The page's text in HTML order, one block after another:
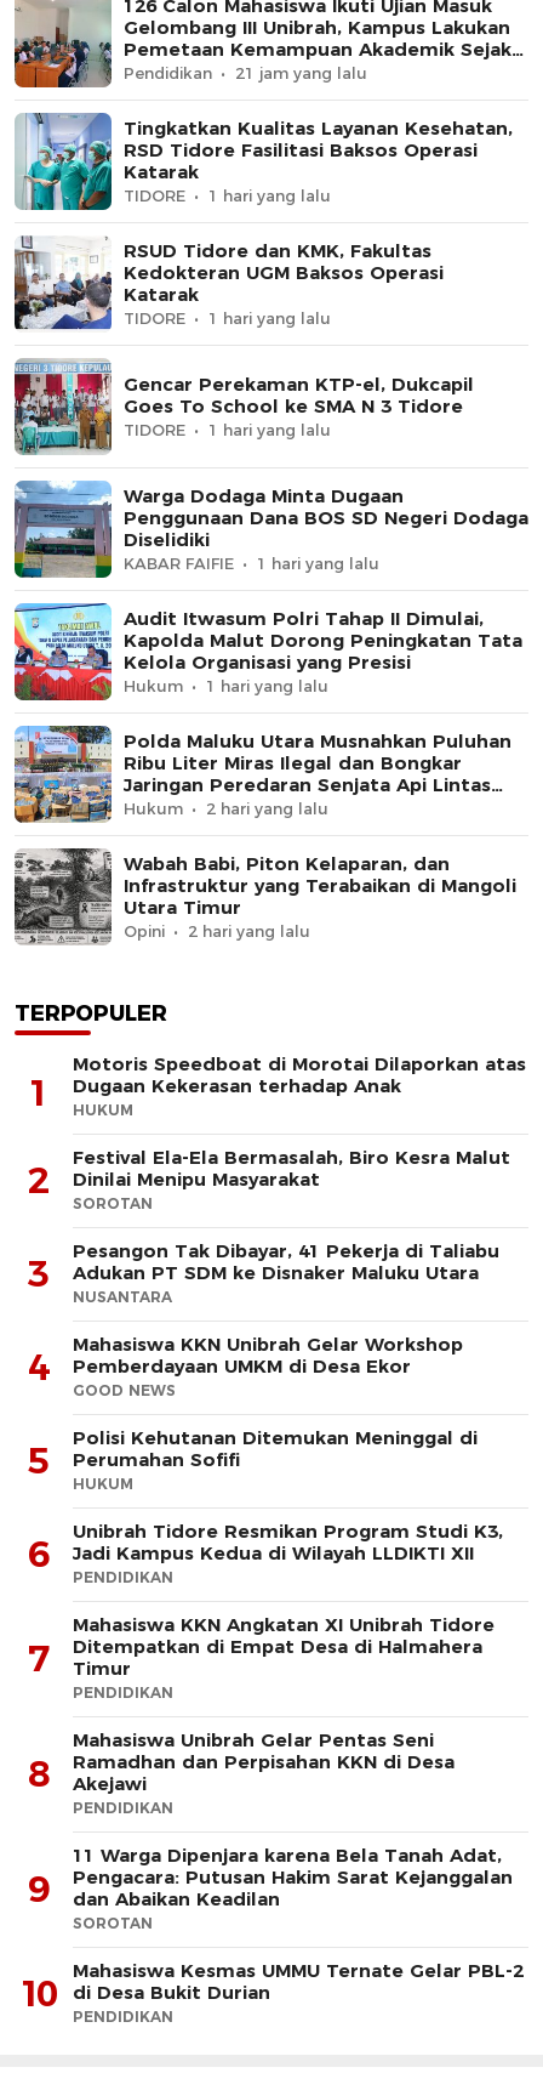
126 Calon Mahasiswa Ikuti Ujian Masuk
Gelombang III Unibrah, Kampus Lakukan
Pemetaan Kemampuan Akademik Sejak
Awal
Pendidikan 21 jam yang lalu
Tingkatkan Kualitas Layanan Kesehatan,
RSD Tidore Fasilitasi Baksos Operasi
Katarak
TIDORE 1 hari yang lalu
RSUD Tidore dan KMK, Fakultas
Kedokteran UGM Baksos Operasi
Katarak
TIDORE 1 hari yang lalu
Gencar Perekaman KTP-el, Dukcapil
Goes To School ke SMA N 3 Tidore
TIDORE 1 hari yang lalu
Warga Dodaga Minta Dugaan
Penggunaan Dana BOS SD Negeri Dodaga
Diselidiki
KABAR FAIFIE 1 hari yang lalu
Audit Itwasum Polri Tahap II Dimulai,
Kapolda Malut Dorong Peningkatan Tata
Kelola Organisasi yang Presisi
Hukum 1 hari yang lalu
Polda Maluku Utara Musnahkan Puluhan
Ribu Liter Miras Ilegal dan Bongkar
Jaringan Peredaran Senjata Api Lintas
Negara
Hukum 2 hari yang lalu
Wabah Babi, Piton Kelaparan, dan
Infrastruktur yang Terabaikan di Mangoli
Utara Timur
Opini 2 hari yang lalu
TERPOPULER
1
Motoris Speedboat di Morotai Dilaporkan atas
Dugaan Kekerasan terhadap Anak
HUKUM
2
Festival Ela-Ela Bermasalah, Biro Kesra Malut
Dinilai Menipu Masyarakat
SOROTAN
3
Pesangon Tak Dibayar, 41 Pekerja di Taliabu
Adukan PT SDM ke Disnaker Maluku Utara
NUSANTARA
4
Mahasiswa KKN Unibrah Gelar Workshop
Pemberdayaan UMKM di Desa Ekor
GOOD NEWS
5
Polisi Kehutanan Ditemukan Meninggal di
Perumahan Sofifi
HUKUM
6
Unibrah Tidore Resmikan Program Studi K3,
Jadi Kampus Kedua di Wilayah LLDIKTI XII
PENDIDIKAN
7
Mahasiswa KKN Angkatan XI Unibrah Tidore
Ditempatkan di Empat Desa di Halmahera
Timur
PENDIDIKAN
8
Mahasiswa Unibrah Gelar Pentas Seni
Ramadhan dan Perpisahan KKN di Desa
Akejawi
PENDIDIKAN
9
11 Warga Dipenjara karena Bela Tanah Adat,
Pengacara: Putusan Hakim Sarat Kejanggalan
dan Abaikan Keadilan
SOROTAN
10
Mahasiswa Kesmas UMMU Ternate Gelar PBL-2
di Desa Bukit Durian
PENDIDIKAN